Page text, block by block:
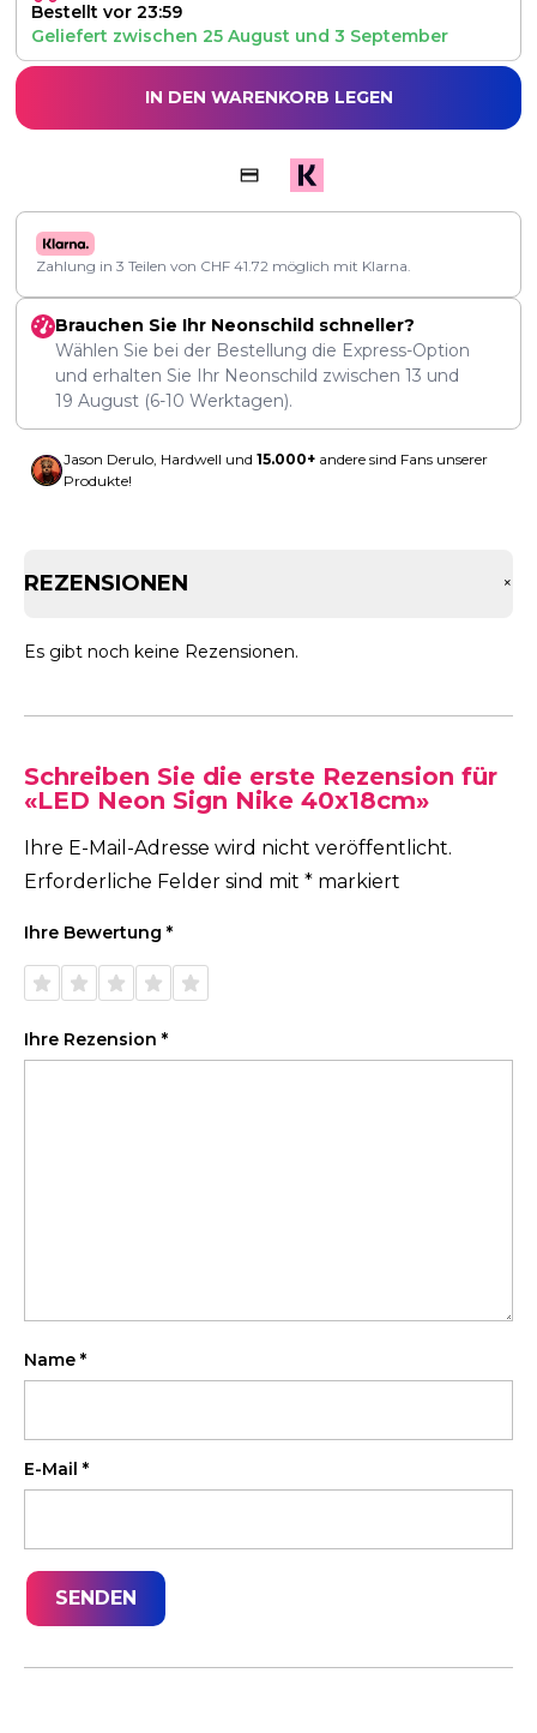
Bestellt vor 23:59
Geliefert zwischen 25 August und 3 September
IN DEN WARENKORB LEGEN
Zahlung in 3 Teilen von CHF 41.72 möglich mit Klarna.
Brauchen Sie Ihr Neonschild schneller?
Wählen Sie bei der Bestellung die Express-Option
und erhalten Sie Ihr Neonschild zwischen 13 und
19 August (6-10 Werktagen).
Jason Derulo, Hardwell und 15.000+ andere sind Fans unserer
Produkte!
REZENSIONEN +
Es gibt noch keine Rezensionen.
Schreiben Sie die erste Rezension für
«LED Neon Sign Nike 40x18cm»
Ihre E-Mail-Adresse wird nicht veröffentlicht.
Erforderliche Felder sind mit * markiert
Ihre Bewertung *
1 von
5 Sternen
2 von
5 Sternen
3 von
5 Sternen
4 von
5 Sternen
5 von
5 Sternen
Ihre Rezension *
Name *
E-Mail *